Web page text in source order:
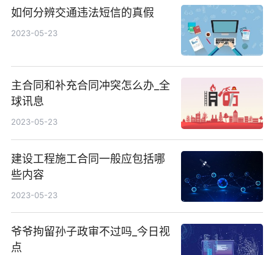
如何分辨交通违法短信的真假
2023-05-23
主合同和补充合同冲突怎么办_全
球讯息
2023-05-23
建设工程施工合同一般应包括哪
些内容
2023-05-23
爷爷拘留孙子政审不过吗_今日视
点